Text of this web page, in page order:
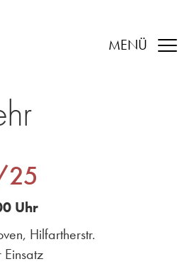
MENÜ
25
Uhr
Hilfartherstr.
Einsatz